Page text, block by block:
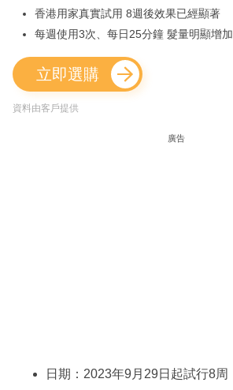
香港用家真實試用 8週後效果已經顯著
每週使用3次、每日25分鐘 髮量明顯增加
立即選購
資料由客戶提供
廣告
日期：2023年9月29日起試行8周